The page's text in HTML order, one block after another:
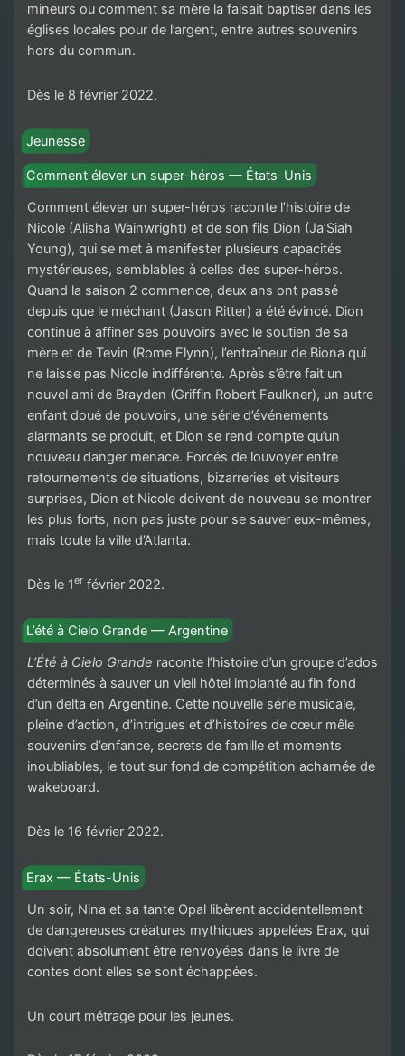
mineurs ou comment sa mère la faisait baptiser dans les
églises locales pour de l’argent, entre autres souvenirs
hors du commun.
Dès le 8 février 2022.
Jeunesse
Comment élever un super-héros — États-Unis
Comment élever un super-héros raconte l’histoire de
Nicole (Alisha Wainwright) et de son fils Dion (Ja’Siah
Young), qui se met à manifester plusieurs capacités
mystérieuses, semblables à celles des super-héros.
Quand la saison 2 commence, deux ans ont passé
depuis que le méchant (Jason Ritter) a été évincé. Dion
continue à affiner ses pouvoirs avec le soutien de sa
mère et de Tevin (Rome Flynn), l’entraîneur de Biona qui
ne laisse pas Nicole indifférente. Après s’être fait un
nouvel ami de Brayden (Griffin Robert Faulkner), un autre
enfant doué de pouvoirs, une série d’événements
alarmants se produit, et Dion se rend compte qu’un
nouveau danger menace. Forcés de louvoyer entre
retournements de situations, bizarreries et visiteurs
surprises, Dion et Nicole doivent de nouveau se montrer
les plus forts, non pas juste pour se sauver eux-mêmes,
mais toute la ville d’Atlanta.
Dès le 1er février 2022.
L’été à Cielo Grande — Argentine
L’Été à Cielo Grande raconte l’histoire d’un groupe d’ados
déterminés à sauver un vieil hôtel implanté au fin fond
d’un delta en Argentine. Cette nouvelle série musicale,
pleine d’action, d’intrigues et d’histoires de cœur mêle
souvenirs d’enfance, secrets de famille et moments
inoubliables, le tout sur fond de compétition acharnée de
wakeboard.
Dès le 16 février 2022.
Erax — États-Unis
Un soir, Nina et sa tante Opal libèrent accidentellement
de dangereuses créatures mythiques appelées Erax, qui
doivent absolument être renvoyées dans le livre de
contes dont elles se sont échappées.
Un court métrage pour les jeunes.